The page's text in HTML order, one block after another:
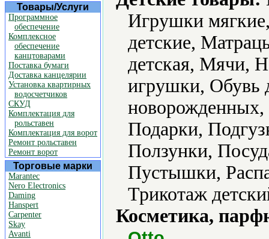
Товары/Услуги
Программное
обеспечение
Комплексное
обеспечение
канцтоварами
Поставка бумаги
Доставка канцелярии
Установка квартирных
водосчетчиков
СКУД
Комплектация для
рольставен
Комплектация для ворот
Ремонт рольставен
Ремонт ворот
Торговые марки
Marantec
Nero Electronics
Daming
Hanspert
Carpenter
Skay
Avanti
Игрушки
детские,
детская, Мячи,
игрушки, Обувь
Подарки,
Ползунки,
Пустышки,
Трикотаж
Косметика,